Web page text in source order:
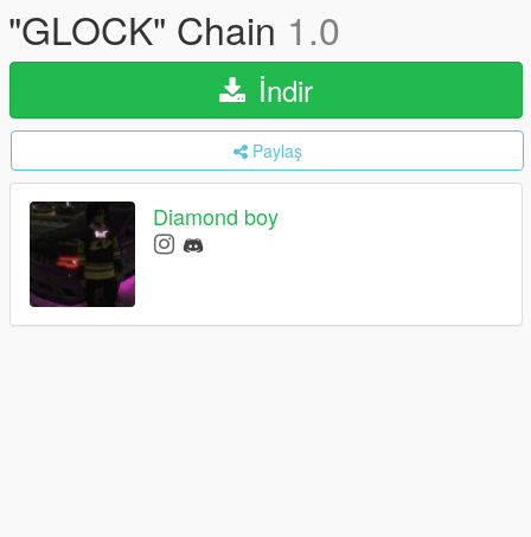
"GLOCK" Chain 1.0
İndir
Paylaş
Diamond boy